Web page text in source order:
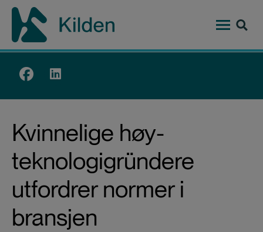
Hopp
hovedinnhold
Top
Kvinnelige høy­
teknologi­gründere
utfordrer normer i
bransjen